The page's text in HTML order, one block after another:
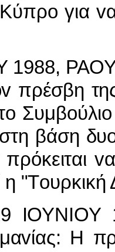
για
ΡΑΟΥΦ
πρέσβη
βάση
1988,
Η